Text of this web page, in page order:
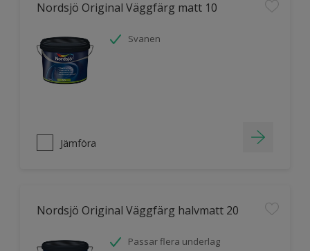
Nordsjö Original Väggfärg matt 10
Svanen
Jämföra
Nordsjö Original Väggfärg halvmatt 20
Passar flera underlag